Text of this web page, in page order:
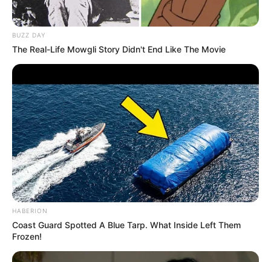
BUZZ DAY
The Real-Life Mowgli Story Didn't End Like The Movie
HABERION
Coast Guard Spotted A Blue Tarp. What Inside Left Them
Frozen!